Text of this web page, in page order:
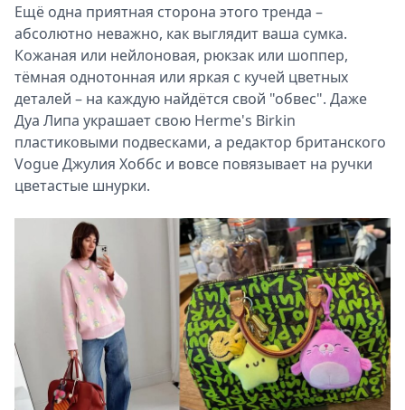
Ещё одна приятная сторона этого тренда –
абсолютно неважно, как выглядит ваша сумка.
Кожаная или нейлоновая, рюкзак или шоппер,
тёмная однотонная или яркая с кучей цветных
деталей – на каждую найдётся свой "обвес". Даже
Дуа Липа украшает свою Herme's Birkin
пластиковыми подвесками, а редактор британского
Vogue Джулия Хоббс и вовсе повязывает на ручки
цветастые шнурки.